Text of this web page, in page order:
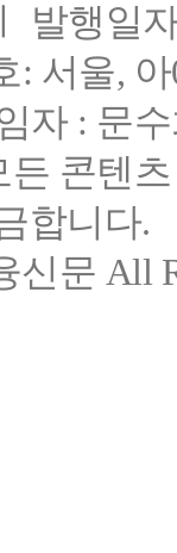
발행일
서울,
자 : 문
든 콘텐
합니다.
문 All